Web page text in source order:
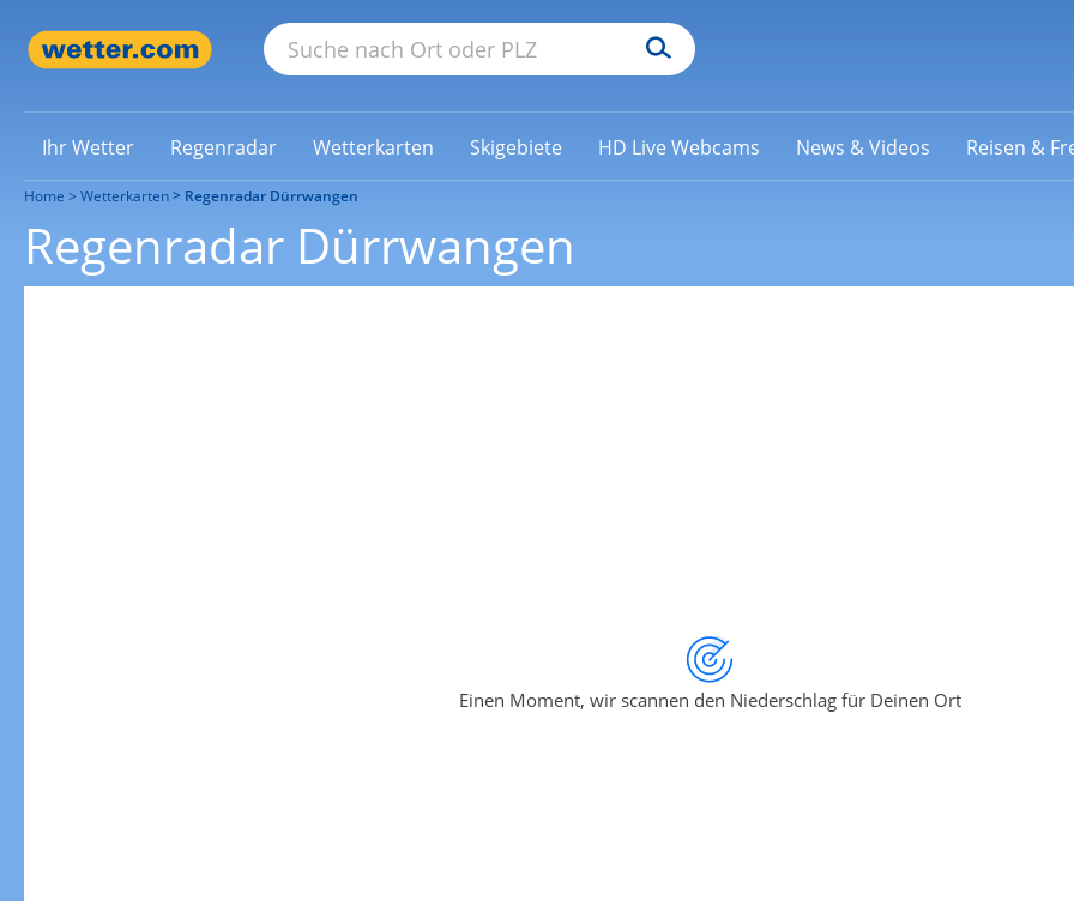
Ihr Wetter Regenradar Wetterkarten Skigebiete HD Live Webcams News & Videos Reisen &
Home Wetterkarten Regenradar Dürrwangen
Regenradar Dürrwangen
Einen Moment, wir scannen den Niederschlag für Deinen Ort